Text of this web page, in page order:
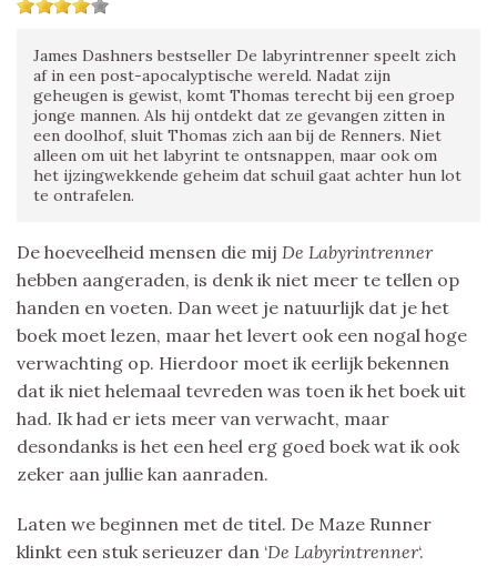
James Dashners bestseller De labyrintrenner speelt zich
af in een post-apocalyptische wereld. Nadat zijn
geheugen is gewist, komt Thomas terecht bij een groep
jonge mannen. Als hij ontdekt dat ze gevangen zitten in
een doolhof, sluit Thomas zich aan bij de Renners. Niet
alleen om uit het labyrint te ontsnappen, maar ook om
het ijzingwekkende geheim dat schuil gaat achter hun lot
te ontrafelen.
De hoeveelheid mensen die mij De Labyrintrenner
hebben aangeraden, is denk ik niet meer te tellen op
handen en voeten. Dan weet je natuurlijk dat je het
boek moet lezen, maar het levert ook een nogal hoge
verwachting op. Hierdoor moet ik eerlijk bekennen
dat ik niet helemaal tevreden was toen ik het boek uit
had. Ik had er iets meer van verwacht, maar
desondanks is het een heel erg goed boek wat ik ook
zeker aan jullie kan aanraden.
Laten we beginnen met de titel. De Maze Runner
klinkt een stuk serieuzer dan ‘De Labyrintrenner‘.